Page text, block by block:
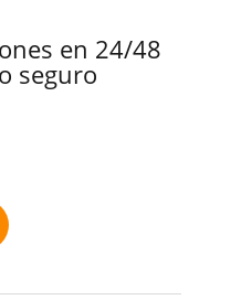
en 24/48
seguro